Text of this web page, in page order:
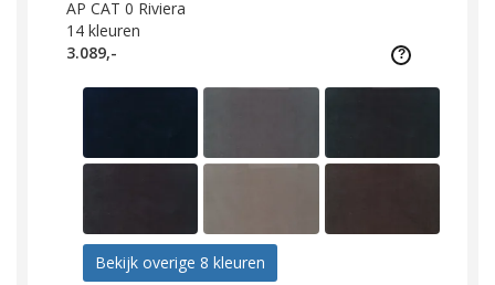
AP CAT 0 Riviera
14 kleuren
3.089,-
Bekijk overige 8 kleuren